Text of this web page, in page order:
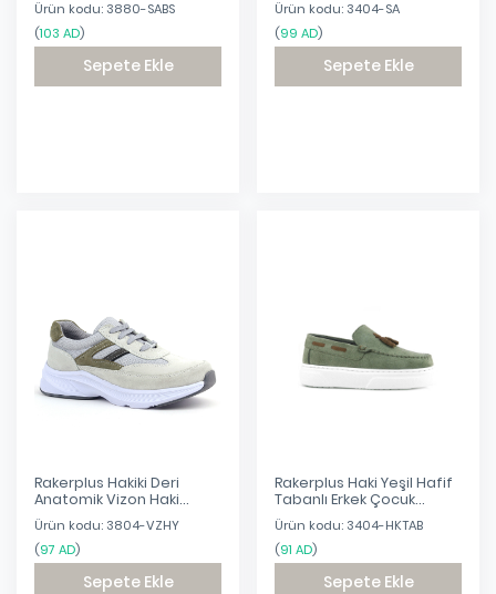
Ürün kodu: 3880-SABS
(103 AD)
Sepete Ekle
Ürün kodu: 3404-SA
(99 AD)
Sepete Ekle
Rakerplus Hakiki Deri
Anatomik Vizon Haki
Bağcıklı Hafif Çocuk Spor
Ayakkabı
Ürün kodu: 3804-VZHY
(97 AD)
Sepete Ekle
Rakerplus Haki Yeşil Hafif
Tabanlı Erkek Çocuk
Makosen Ayakkabı
Ürün kodu: 3404-HKTAB
(91 AD)
Sepete Ekle